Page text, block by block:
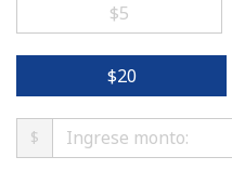
⁦$5⁩
⁦$20⁩
$